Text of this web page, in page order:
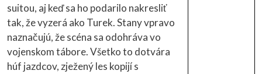
suitou, aj keď sa ho podarilo nakresliť
tak, že vyzerá ako Turek. Stany vpravo
naznačujú, že scéna sa odohráva vo
vojenskom tábore. Všetko to dotvára
húf jazdcov, zježený les kopijí s